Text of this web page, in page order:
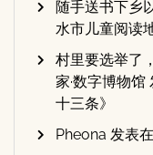
随手送书下乡
水市儿童阅读
村里要选举了
家·数字博物馆
十三条》
Pheona 发表